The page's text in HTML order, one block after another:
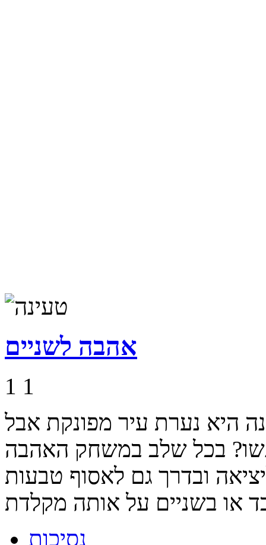
אהבה לשניים
1 1
היא נערת עיר מפונקת אבל
בכל שלב במשחק האהבה
ובדרך גם לאסוף טבעות
נסיכות